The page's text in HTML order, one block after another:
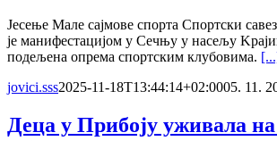
Јесење Мале сајмове спорта Спортски
је манифестацијом у Сечњу у насељу
подељена опрема спортским клубовима.
jovici.sss2025-11-18T13:44:14+02:0005. 11.
Деца у Прибоју уживала